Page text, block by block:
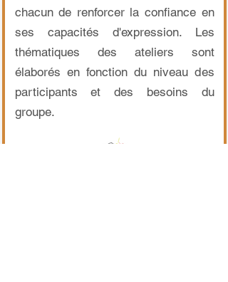
chacun de renforcer la confiance en
ses capacités d'expression. Les
thématiques des ateliers sont
élaborés en fonction du niveau des
participants et des besoins du
groupe.